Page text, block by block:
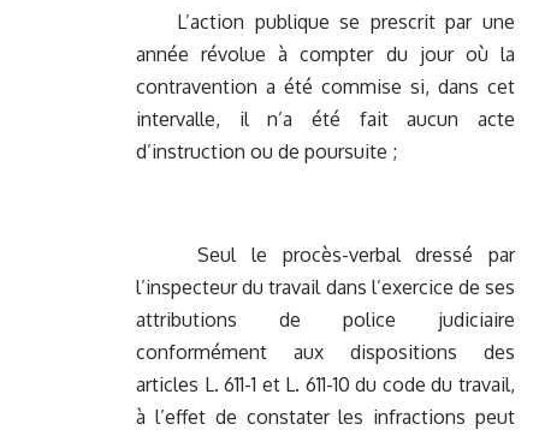
L’action publique se prescrit par une
année révolue à compter du jour où la
contravention a été commise si, dans cet
intervalle, il n’a été fait aucun acte
d’instruction ou de poursuite ;
Seul le procès-verbal dressé par
l’inspecteur du travail dans l’exercice de ses
attributions de police judiciaire
conformément aux dispositions des
articles L. 611-1 et L. 611-10 du code du travail,
à l’effet de constater les infractions peut